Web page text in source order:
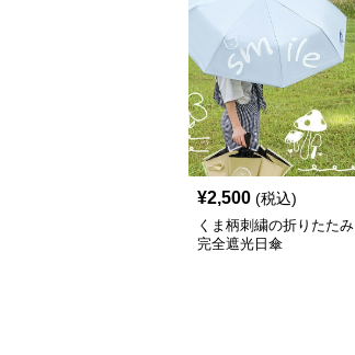
¥2,500 (税込)
くま柄刺繍の折りたたみ
完全遮光日傘